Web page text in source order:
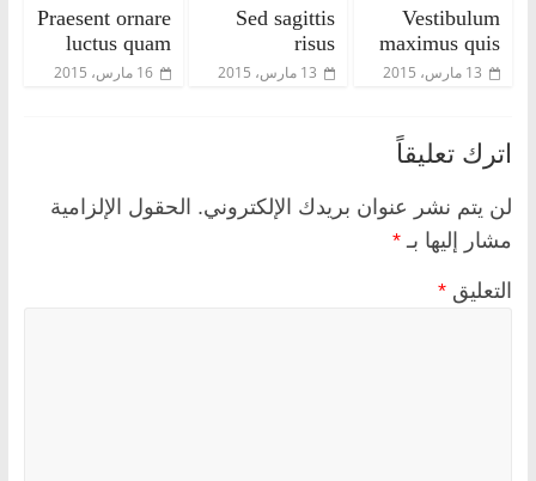
Vestibulum
maximus quis
13 مارس، 2015
Sed sagittis
risus
13 مارس، 2015
Praesent ornare
luctus quam
16 مارس، 2015
اترك تعليقاً
لن يتم نشر عنوان بريدك الإلكتروني. الحقول الإلزامية
مشار إليها بـ *
التعليق *